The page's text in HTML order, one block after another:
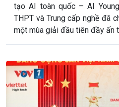
tạo AI toàn quốc – AI
THPT và Trung cấp nghề đã
một mùa giải đầu tiên đầy ấn